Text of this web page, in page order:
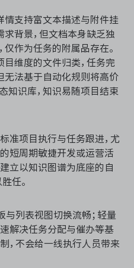
情支持富文本描述与附件挂
求背景，但文档本身缺乏独
仅作为任务的附属品存在。
目维度的文件归类，任务完
无法基于自动化规则将高价
知识库，知识易随项目结束
准项目执行与任务跟进，尤
短周期敏捷开发或运营活
立以知识图谱为底座的自
任。
与列表视图切换流畅；轻量
解决任务分配与催办等基
，不会给一线执行人员带来